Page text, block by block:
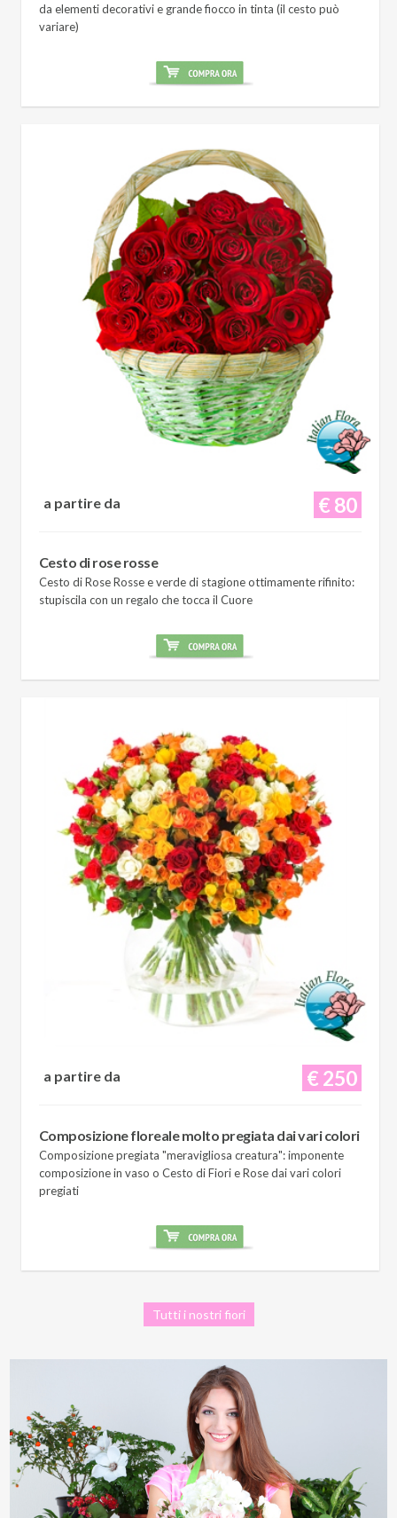
da elementi decorativi e grande fiocco in tinta (il cesto può
variare)
€ 80
a partire da
Cesto di rose rosse
Cesto di Rose Rosse e verde di stagione ottimamente rifinito:
stupiscila con un regalo che tocca il Cuore
€ 250
a partire da
Composizione floreale molto pregiata dai vari colori
Composizione pregiata "meravigliosa creatura": imponente
composizione in vaso o Cesto di Fiori e Rose dai vari colori
pregiati
Tutti i nostri fiori